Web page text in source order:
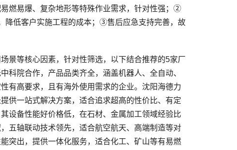
易爆、复杂地形等特殊作业需求，针对性强；②
降低客户实施工程的成本；③售后应急支持完善，故
等核心因素，针对性筛选，以下结合推荐的5家厂
科院合作，产品品类齐全，涵盖机器人、全自动、
有高要求，且有海外使用需求的企业。沈阳海德力
供一站式解决方案，适合追求超高的性价比、有定
设备性能好价格低，在石材、金属加工领域经验比
五轴联动技术领先，适合航空航天、高端制造等对
突出，提供一体化服务，适合化工、矿山等有易燃